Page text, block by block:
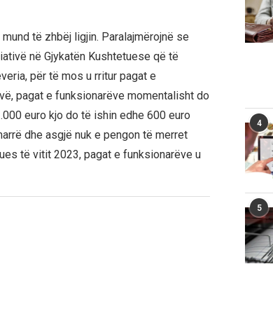
të zhbëj ligjin. Paralajmërojnë se
në Gjykatën Kushtetuese që të
për të mos u rritur pagat e
pagat e funksionarëve momentalisht do
euro kjo do të ishin edhe 600 euro
dhe asgjë nuk e pengon të merret
të vitit 2023, pagat e funksionarëve u
4
5